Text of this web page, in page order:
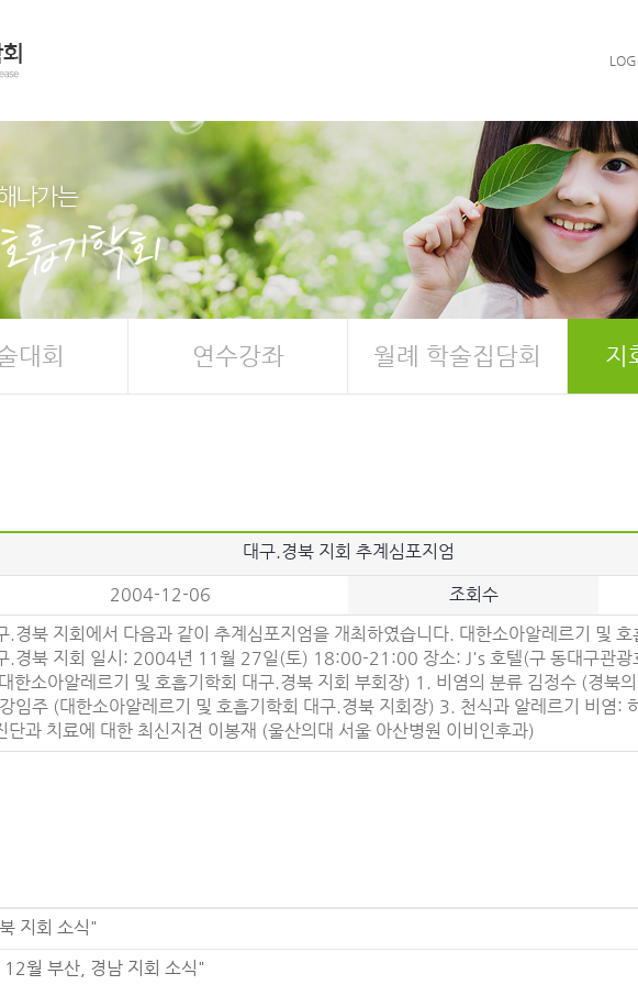
대회 연수강좌 월례 학술집담회 지
대구.경북 지회 추계심포지엄
2004-12-06 조회수
.경북 지회에서 다음과 같이 추계심포지엄을 개최하였습니다. 대한소아알레르기 및
.경북 지회 일시: 2004년 11월 27일(토) 18:00-21:00 장소: J's 호텔(구 동대구관광
소아알레르기 및 호흡기학회 대구.경북 지회 부회장) 1. 비염의 분류 김정수 (경
임주 (대한소아알레르기 및 호흡기학회 대구.경북 지회장) 3. 천식과 알레르기 비염:
과 치료에 대한 최신지견 이봉재 (울산의대 서울 아산병원 이비인후과)
지회 소식"
월 부산, 경남 지회 소식"